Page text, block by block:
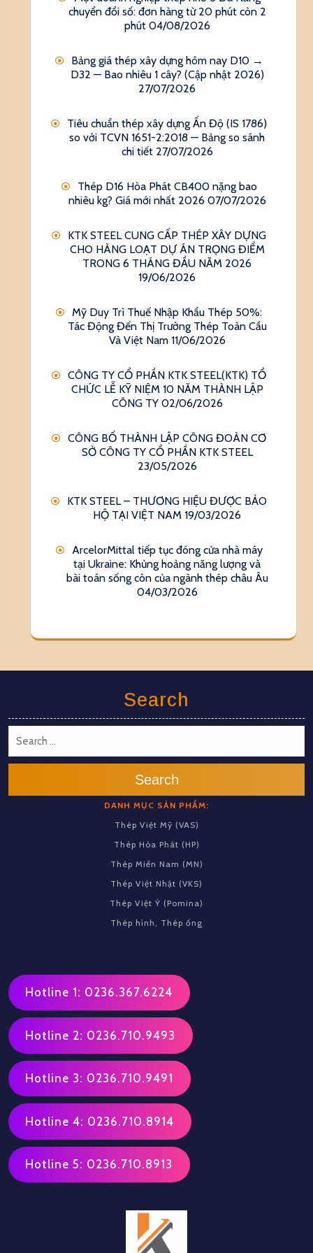
chuyển đổi số: đơn hàng từ 20 phút còn 2
phút 04/08/2026
Bảng giá thép xây dựng hôm nay D10 →
D32 — Bao nhiêu 1 cây? (Cập nhật 2026)
27/07/2026
Tiêu chuẩn thép xây dựng Ấn Độ (IS 1786)
so với TCVN 1651-2:2018 — Bảng so sánh
chi tiết 27/07/2026
Thép D16 Hòa Phát CB400 nặng bao
nhiêu kg? Giá mới nhất 2026 07/07/2026
KTK STEEL CUNG CẤP THÉP XÂY DỰNG
CHO HÀNG LOẠT DỰ ÁN TRỌNG ĐIỂM
TRONG 6 THÁNG ĐẦU NĂM 2026
19/06/2026
Mỹ Duy Trì Thuế Nhập Khẩu Thép 50%:
Tác Động Đến Thị Trường Thép Toàn Cầu
Và Việt Nam 11/06/2026
CÔNG TY CỔ PHẦN KTK STEEL(KTK) TỔ
CHỨC LỄ KỸ NIỆM 10 NĂM THÀNH LẬP
CÔNG TY 02/06/2026
CÔNG BỐ THÀNH LẬP CÔNG ĐOÀN CƠ
SỞ CÔNG TY CỔ PHẦN KTK STEEL
23/05/2026
KTK STEEL – THƯƠNG HIỆU ĐƯỢC BẢO
HỘ TẠI VIỆT NAM 19/03/2026
ArcelorMittal tiếp tục đóng cửa nhà máy
tại Ukraine: Khủng hoảng năng lượng và
bài toán sống còn của ngành thép châu Âu
04/03/2026
Search
Search
DANH MỤC SẢN PHẨM:
Thép Việt Mỹ (VAS)
Thép Hòa Phát (HP)
Thép Miền Nam (MN)
Thép Việt Nhật (VKS)
Thép Việt Ý (Pomina)
Thép hình, Thép ống
Hotline 1: 0236.367.6224
Hotline 2: 0236.710.9493
Hotline 3: 0236.710.9491
Hotline 4: 0236.710.8914
Hotline 5: 0236.710.8913